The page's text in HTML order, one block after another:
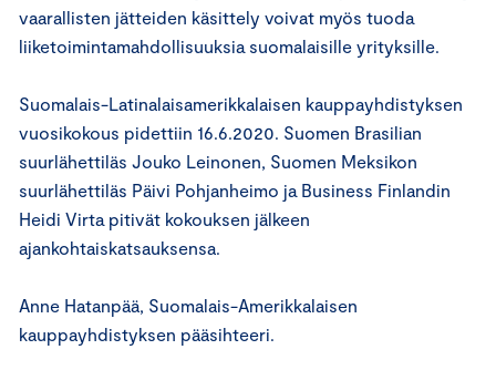
vaarallisten jätteiden käsittely voivat myös tuoda
liiketoimintamahdollisuuksia suomalaisille yrityksille.
Suomalais-Latinalaisamerikkalaisen kauppayhdistyksen
vuosikokous pidettiin 16.6.2020. Suomen Brasilian
suurlähettiläs Jouko Leinonen, Suomen Meksikon
suurlähettiläs Päivi Pohjanheimo ja Business Finlandin
Heidi Virta pitivät kokouksen jälkeen
ajankohtaiskatsauksensa.
Anne Hatanpää, Suomalais-Amerikkalaisen
kauppayhdistyksen pääsihteeri.